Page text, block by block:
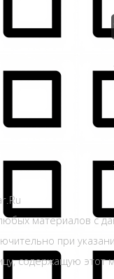
материалов с
при
содержащую этот